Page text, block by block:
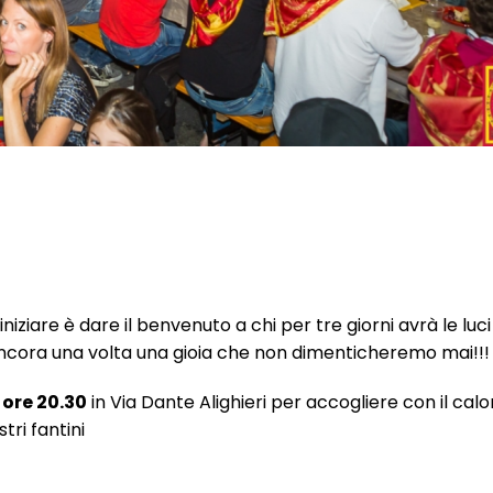
è dare il benvenuto a chi per tre giorni avrà le
una volta una gioia che non dimenticheremo mai!!!
20.30 in Via Dante Alighieri per accogliere con il
fantini